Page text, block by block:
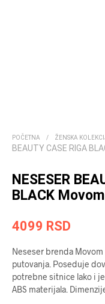
POČETNA / ŽENSKA
BEAUTY CASE RIGA
NESESER
BLACK Movom
4099 RSD
Neseser brenda
putovanja. Poseduje
potrebne sitnice lako i
ABS materijala.